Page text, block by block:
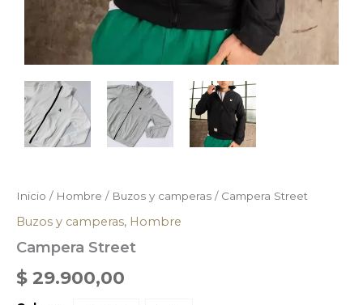
Inicio / Hombre / Buzos y camperas / Campera Street
Buzos y camperas, Hombre
Campera Street
$ 29.900,00